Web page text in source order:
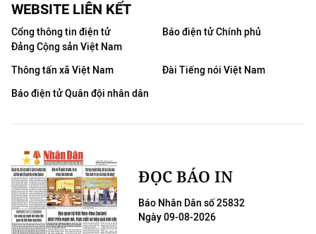
WEBSITE LIÊN KẾT
Cổng thông tin điện tử
Đảng Cộng sản Việt Nam
Báo điện tử Chính phủ
Thông tấn xã Việt Nam
Đài Tiếng nói Việt Nam
Báo điện tử Quân đội nhân dân
ĐỌC BÁO IN
Báo Nhân Dân số 25832
Ngày 09-08-2026